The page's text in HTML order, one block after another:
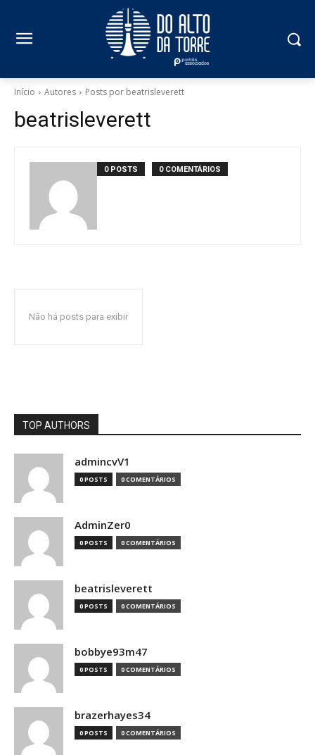
Início Autores Posts por beatrisleverett
beatrisleverett
0 POSTS 0 COMENTÁRIOS
Não há posts para exibir
TOP AUTHORS
admincvV1
0 POSTS 0 COMENTÁRIOS
AdminZer0
0 POSTS 0 COMENTÁRIOS
beatrisleverett
0 POSTS 0 COMENTÁRIOS
bobbye93m47
0 POSTS 0 COMENTÁRIOS
brazerhayes34
0 POSTS 0 COMENTÁRIOS